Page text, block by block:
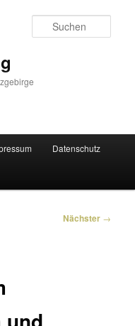
Datenschutz
Nächster →